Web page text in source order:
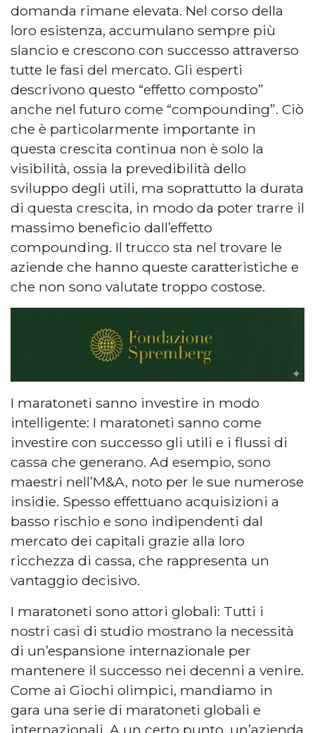
domanda rimane elevata. Nel corso della
loro esistenza, accumulano sempre più
slancio e crescono con successo attraverso
tutte le fasi del mercato. Gli esperti
descrivono questo “effetto composto”
anche nel futuro come “compounding”. Ciò
che è particolarmente importante in
questa crescita continua non è solo la
visibilità, ossia la prevedibilità dello
sviluppo degli utili, ma soprattutto la durata
di questa crescita, in modo da poter trarre il
massimo beneficio dall’effetto
compounding. Il trucco sta nel trovare le
aziende che hanno queste caratteristiche e
che non sono valutate troppo costose.
I maratoneti sanno investire in modo
intelligente: I maratoneti sanno come
investire con successo gli utili e i flussi di
cassa che generano. Ad esempio, sono
maestri nell’M&A, noto per le sue numerose
insidie. Spesso effettuano acquisizioni a
basso rischio e sono indipendenti dal
mercato dei capitali grazie alla loro
ricchezza di cassa, che rappresenta un
vantaggio decisivo.
I maratoneti sono attori globali: Tutti i
nostri casi di studio mostrano la necessità
di un’espansione internazionale per
mantenere il successo nei decenni a venire.
Come ai Giochi olimpici, mandiamo in
gara una serie di maratoneti globali e
internazionali. A un certo punto, un’azienda